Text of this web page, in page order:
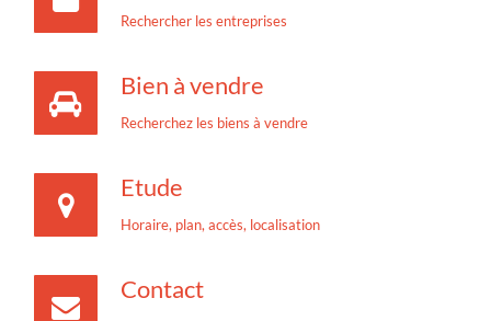
Rechercher les entreprises
Bien à vendre
Recherchez les biens à vendre
Etude
Horaire, plan, accès, localisation
Contact